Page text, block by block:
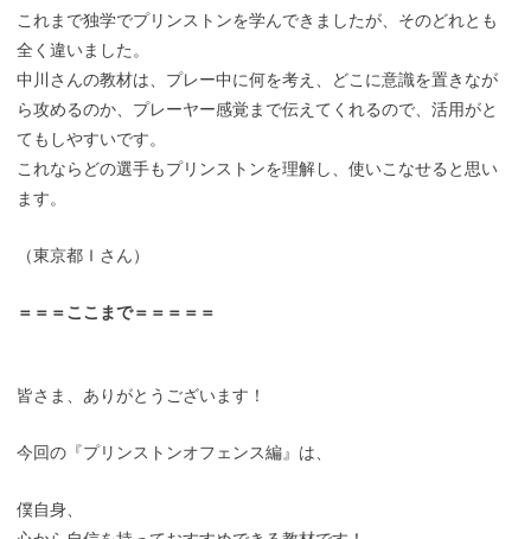
これまで独学でプリンストンを学んできましたが、そのどれとも
全く違いました。
中川さんの教材は、プレー中に何を考え、どこに意識を置きなが
ら攻めるのか、プレーヤー感覚まで伝えてくれるので、活用がと
てもしやすいです。
これならどの選手もプリンストンを理解し、使いこなせると思い
ます。
（東京都Ｉさん）
＝＝＝ここまで＝＝＝＝＝
皆さま、ありがとうございます！
今回の『プリンストンオフェンス編』は、
僕自身、